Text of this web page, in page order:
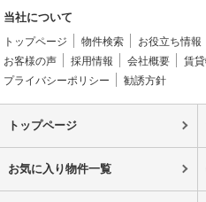
当社について
トップページ 物件検索 お役立ち情報
お客様の声
採用情報 会社概要 賃
プライバシーポリシー
勧誘方針
トップページ
お気に入り物件一覧